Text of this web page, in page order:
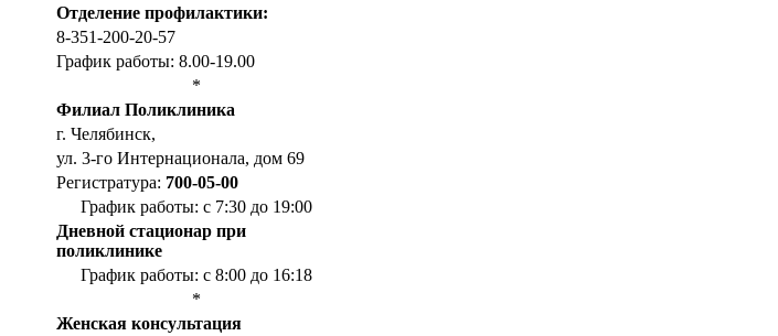
Отделение профилактики:
8-351-200-20-57
График работы: 8.00-19.00
*
Филиал Поликлиника
г. Челябинск,
ул. 3-го Интернационала, дом 69
Регистратура: 700-05-00
График работы: с 7:30 до 19:00
Дневной стационар при
поликлинике
График работы: с 8:00 до 16:18
*
Женская консультация